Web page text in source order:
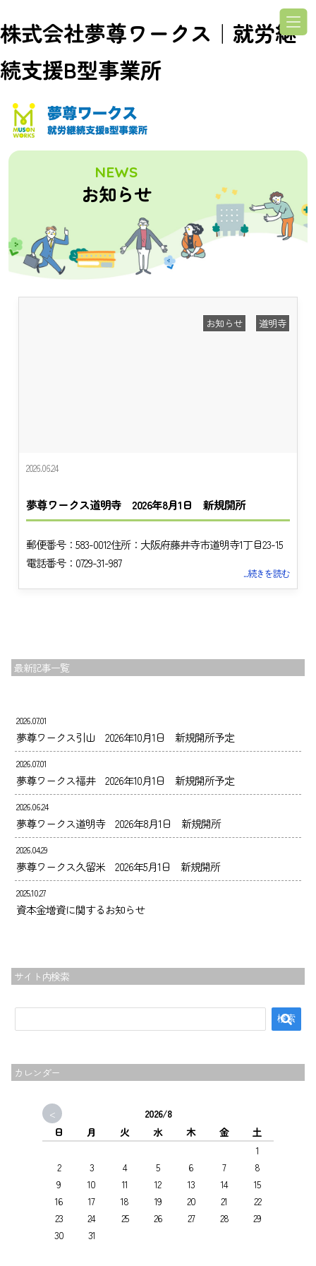
株式会社夢尊ワークス｜就労継
続支援B型事業所
NEWS
お知らせ
2026.06.24
夢尊ワークス道明寺 2026年8月1日 新規開所
お知らせ 道明寺
郵便番号：583-0012住所：大阪府藤井寺市道明寺1丁目23-15
電話番号：0729-31-987
...続きを読む
最新記事一覧
2026.07.01
夢尊ワークス引山 2026年10月1日 新規開所予定
2026.07.01
夢尊ワークス福井 2026年10月1日 新規開所予定
2026.06.24
夢尊ワークス道明寺 2026年8月1日 新規開所
2026.04.29
夢尊ワークス久留米 2026年5月1日 新規開所
2025.10.27
資本金増資に関するお知らせ
サイト内検索
カレンダー
<
2026/8
日
月 火 水 木 金
土
1
2
3 4 5 6 7
8
9
10 11 12 13 14
15
16
17 18 19 20 21
22
23
24 25 26 27 28
29
30
31